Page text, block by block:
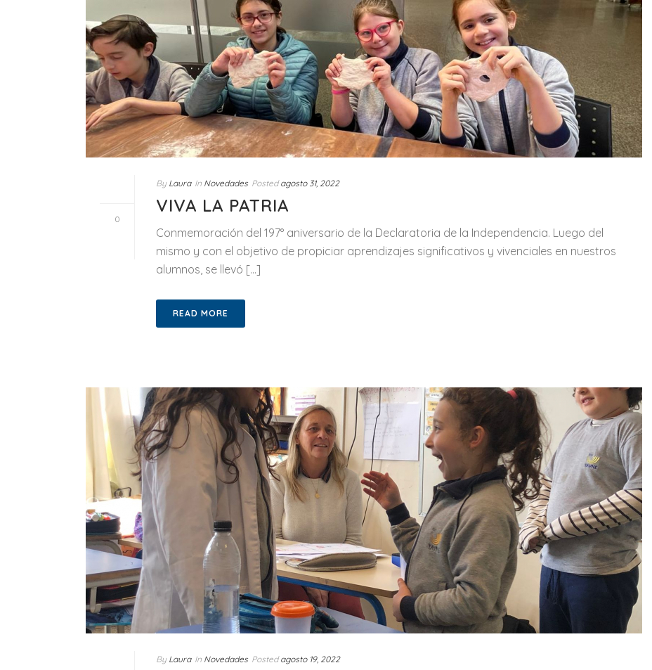
0
By Laura In Novedades Posted agosto 31, 2022
VIVA LA PATRIA
Conmemoración del 197° aniversario de la Declaratoria de la Independencia. Luego del
mismo y con el objetivo de propiciar aprendizajes significativos y vivenciales en nuestros
alumnos, se llevó [...]
READ MORE
By Laura In Novedades Posted agosto 19, 2022